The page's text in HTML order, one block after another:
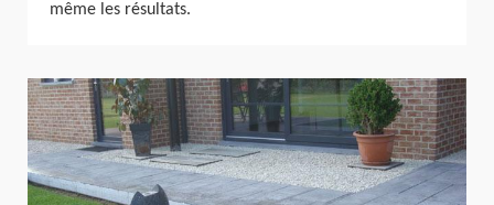
même les résultats.